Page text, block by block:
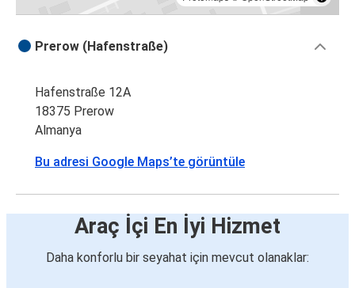
Prerow (Hafenstraße)
Hafenstraße 12A
18375 Prerow
Almanya
Bu adresi Google Maps’te görüntüle
Araç İçi En İyi Hizmet
Daha konforlu bir seyahat için mevcut olanaklar: